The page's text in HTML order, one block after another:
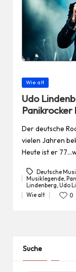
Posted
Wie alt
Udo
Panikrocker
Der deutsche
vielen Jahren
Heute ist er
Tags:
Deutsche
Musiklegende,
Lindenberg Udo
Posted
Wie alt 0
Suche